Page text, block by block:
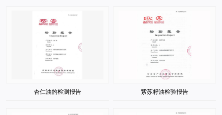
杏仁油的检测报告 紫苏籽油检验报告